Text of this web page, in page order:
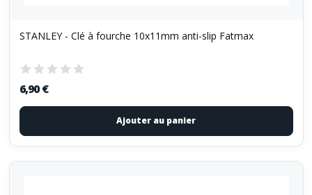
STANLEY - Clé à fourche 10x11mm anti-slip Fatmax
6,90 €
Ajouter au panier